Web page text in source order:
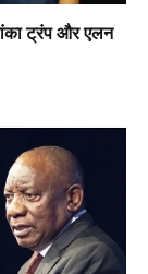
ट्रंप और एलन